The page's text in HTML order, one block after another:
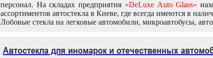
персонал. На складах предприятия «DeLuxe Auto Glass»
ассортиментов автостекла в Киеве, где всегда имеются в
Лобовые стекла на легковые автомобили, микроавтобусы,
Автостекла для иномарок и отечественных